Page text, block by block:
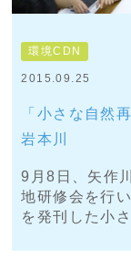
環境CDN
2015.09.25
「小さな自然
岩本川
9月8日、矢作
地研修会を行
を発刊した小